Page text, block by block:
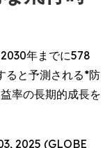
年までに578
ると予測される*防
率の長期的成長を
2025 (GLOBE